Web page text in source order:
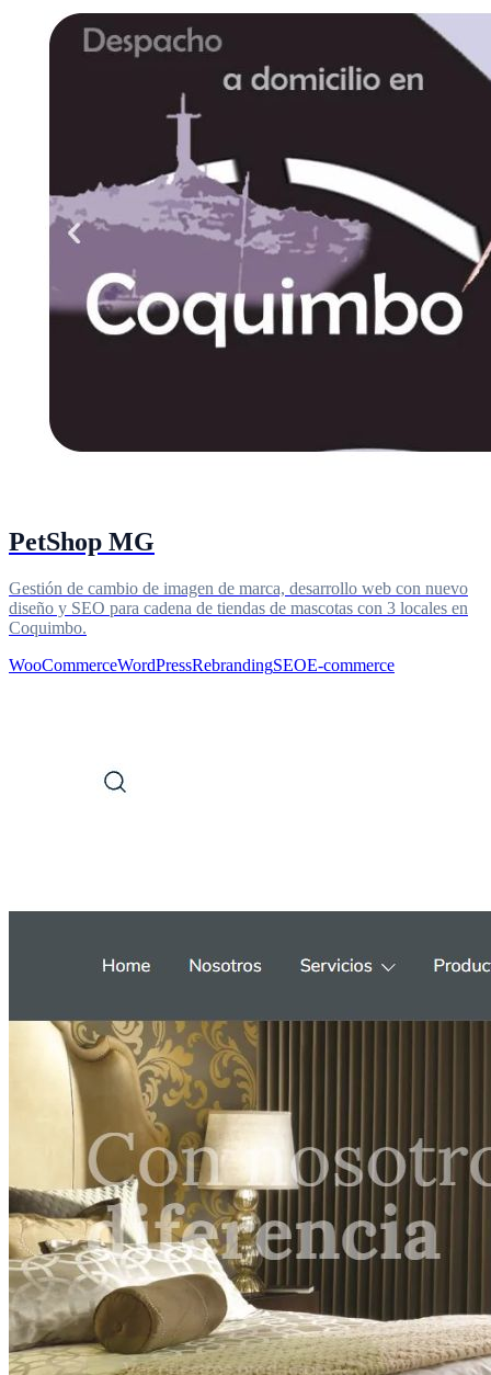
PetShop MG
Gestión de cambio de imagen de marca, desarrollo web con nuevo
diseño y SEO para cadena de tiendas de mascotas con 3 locales en
Coquimbo.
WooCommerceWordPressRebrandingSEOE-commerce